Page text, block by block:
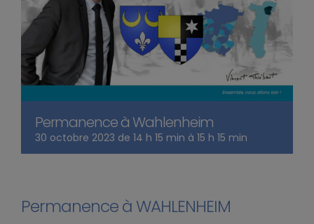
Permanence à Wahlenheim
30 octobre 2023 de 14 h 15 min à 15 h 15 min
Permanence à WAHLENHEIM